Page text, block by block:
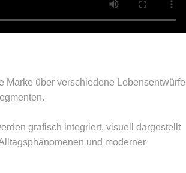
Marke über verschiedene Lebensentwürfe
grafisch integriert, visuell dargestellt
und moderner